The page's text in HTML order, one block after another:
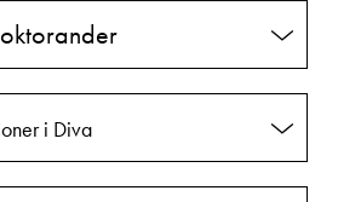
i Diva